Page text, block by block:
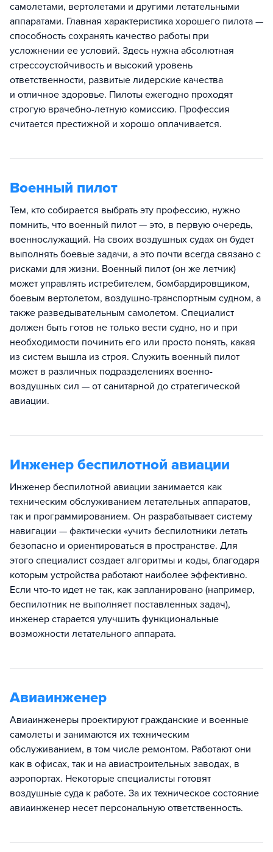
самолетами, вертолетами и другими летательными
аппаратами. Главная характеристика хорошего пилота —
способность сохранять качество работы при
усложнении ее условий. Здесь нужна абсолютная
стрессоустойчивость и высокий уровень
ответственности, развитые лидерские качества
и отличное здоровье. Пилоты ежегодно проходят
строгую врачебно-летную комиссию. Профессия
считается престижной и хорошо оплачивается.
Военный пилот
Тем, кто собирается выбрать эту профессию, нужно
помнить, что военный пилот — это, в первую очередь,
военнослужащий. На своих воздушных судах он будет
выполнять боевые задачи, а это почти всегда связано с
рисками для жизни. Военный пилот (он же летчик)
может управлять истребителем, бомбардировщиком,
боевым вертолетом, воздушно-транспортным судном, а
также разведывательным самолетом. Специалист
должен быть готов не только вести судно, но и при
необходимости починить его или просто понять, какая
из систем вышла из строя. Служить военный пилот
может в различных подразделениях военно-
воздушных сил — от санитарной до стратегической
авиации.
Инженер беспилотной авиации
Инженер беспилотной авиации занимается как
техническим обслуживанием летательных аппаратов,
так и программированием. Он разрабатывает систему
навигации — фактически «учит» беспилотники летать
безопасно и ориентироваться в пространстве. Для
этого специалист создает алгоритмы и коды, благодаря
которым устройства работают наиболее эффективно.
Если что-то идет не так, как запланировано (например,
беспилотник не выполняет поставленных задач),
инженер старается улучшить функциональные
возможности летательного аппарата.
Авиаинженер
Авиаинженеры проектируют гражданские и военные
самолеты и занимаются их техническим
обслуживанием, в том числе ремонтом. Работают они
как в офисах, так и на авиастроительных заводах, в
аэропортах. Некоторые специалисты готовят
воздушные суда к работе. За их техническое состояние
авиаинженер несет персональную ответственность.